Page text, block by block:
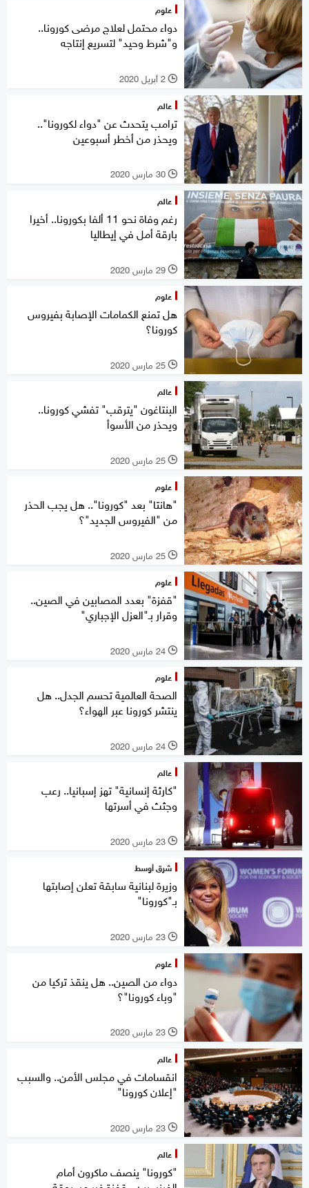
علوم
دواء محتمل لعلاج مرضى كورونا..
و"شرط وحيد" لتسريع إنتاجه
l 2 أبريل 2020
عالم
ترامب يتحدث عن "دواء لكورونا"..
ويحذر من أخطر أسبوعين
l 30 مارس 2020
عالم
رغم وفاة نحو 11 ألفا بكورونا.. أخيرا
بارقة أمل في إيطاليا
l 29 مارس 2020
علوم
هل تمنع الكمامات الإصابة بفيروس
كورونا؟
l 25 مارس 2020
عالم
البنتاغون "يترقب" تفشي كورونا..
ويحذر من الأسوأ
l 25 مارس 2020
علوم
"هانتا" بعد "كورونا".. هل يجب الحذر
من "الفيروس الجديد"؟
l 25 مارس 2020
علوم
"قفزة" بعدد المصابين في الصين..
وقرار بـ"العزل الإجباري"
l 24 مارس 2020
علوم
الصحة العالمية تحسم الجدل.. هل
ينتشر كورونا عبر الهواء؟
l 24 مارس 2020
عالم
"كارثة إنسانية" تهز إسبانيا.. رعب
وجثث في أسرتها
l 23 مارس 2020
شرق أوسط
وزيرة لبنانية سابقة تعلن إصابتها
بـ"كورونا"
l 23 مارس 2020
علوم
دواء من الصين.. هل ينقذ تركيا من
"وباء كورونا"؟
l 23 مارس 2020
عالم
انقسامات في مجلس الأمن.. والسبب
"إعلان كورونا"
l 23 مارس 2020
عالم
"كورونا" ينصف ماكرون أمام